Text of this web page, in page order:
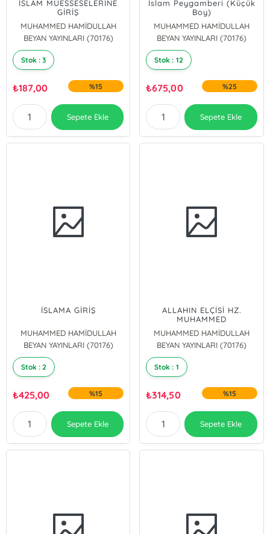
İSLAM MÜESSESELERİNE
GİRİŞ
MUHAMMED HAMİDULLAH
BEYAN YAYINLARI (70176)
Stok : 3
₺187,00 %15
Sepete Ekle
İslam Peygamberi (Küçük
Boy)
MUHAMMED HAMİDULLAH
BEYAN YAYINLARI (70176)
Stok : 12
₺675,00 %25
Sepete Ekle
İSLAMA GİRİŞ
MUHAMMED HAMİDULLAH
BEYAN YAYINLARI (70176)
Stok : 2
₺425,00 %15
Sepete Ekle
ALLAHIN ELÇİSİ HZ.
MUHAMMED
MUHAMMED HAMİDULLAH
BEYAN YAYINLARI (70176)
Stok : 1
₺314,50 %15
Sepete Ekle